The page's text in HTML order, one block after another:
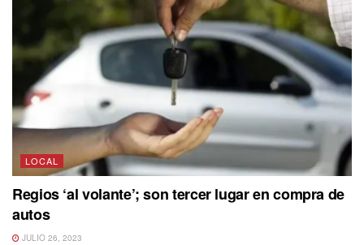
LOCAL
Regios ‘al volante’; son tercer lugar en compra de
autos
JULIO 26, 2023